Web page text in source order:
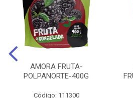
AMORA FRUTA-
POLPANORTE-400G
Código: 111300